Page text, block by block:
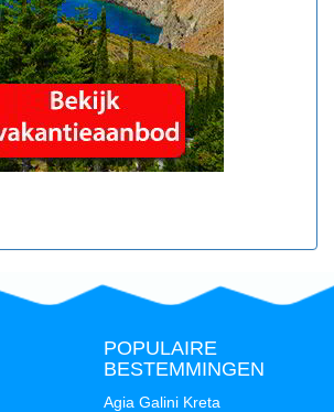
POPULAIRE
BESTEMMINGEN
Agia Galini Kreta